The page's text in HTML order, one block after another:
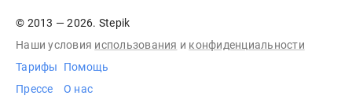
© 2013 — 2026. Stepik
Наши условия использования и конфиденциальности
Тарифы
Прессе
Помощь
О нас